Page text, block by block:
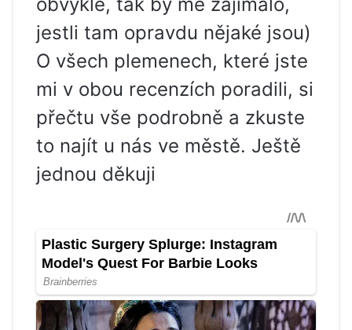
jestli tam opravdu nějaké jsou)
O všech plemenech, které jste
mi v obou recenzích poradili, si
přečtu vše podrobně a zkuste
to najít u nás ve městě. Ještě
jednou děkuji